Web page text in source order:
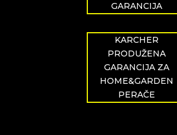
GARANCIJA
KARCHER
PRODUŽENA
GARANCIJA ZA
HOME&GARDEN
PERAČE